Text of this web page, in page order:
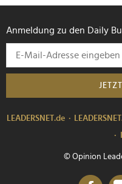
Anmeldung zu den Daily
LEADERSNET.de
© Opinion